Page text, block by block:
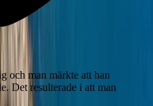
och man märkte att han
Det resulterade i att man